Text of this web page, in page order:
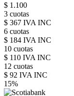
$ 1.100
3 cuotas
$ 367 IVA INC
6 cuotas
$ 184 IVA INC
10 cuotas
$ 110 IVA INC
12 cuotas
$ 92 IVA INC
15%